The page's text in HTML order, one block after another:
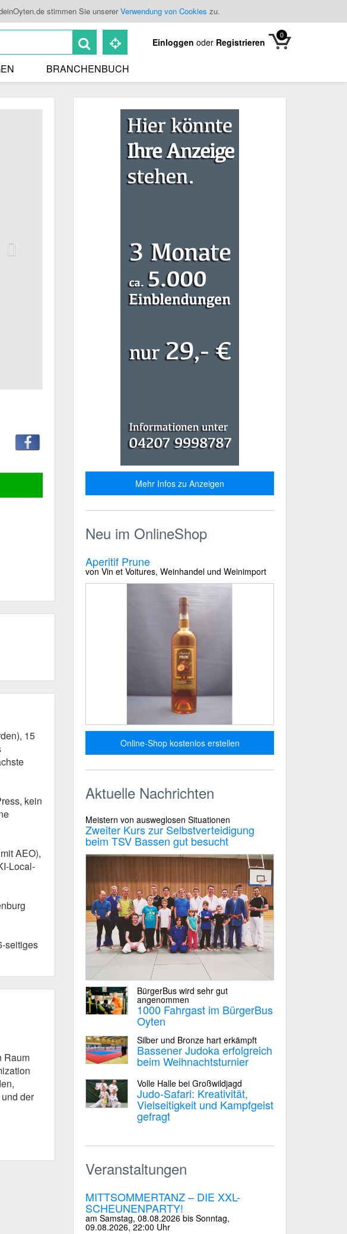
stimmen Sie unsererVerwendung von Cookies zu.
Einloggen oder Registrieren
0
BRANCHENBUCH
15
kein
AEO),
Local-
seitiges
Raum
der
Mehr Infos zu Anzeigen
Neu im OnlineShop
Aperitif Prune
von Vin et Voitures, Weinhandel und Weinimport
Online-Shop kostenlos erstellen
Aktuelle Nachrichten
Meistern von ausweglosen Situationen
Zweiter Kurs zur Selbstverteidigung
beim TSV Bassen gut besucht
BürgerBus wird sehr gut
angenommen
1000 Fahrgast im BürgerBus
Oyten
Silber und Bronze hart erkämpft
Bassener Judoka erfolgreich
beim Weihnachtsturnier
Volle Halle bei Großwildjagd
Judo-Safari: Kreativität,
Vielseitigkeit und Kampfgeist
gefragt
Veranstaltungen
MITTSOMMERTANZ – DIE XXL-
SCHEUNENPARTY!
am Samstag, 08.08.2026 bis Sonntag,
09.08.2026, 22:00 Uhr